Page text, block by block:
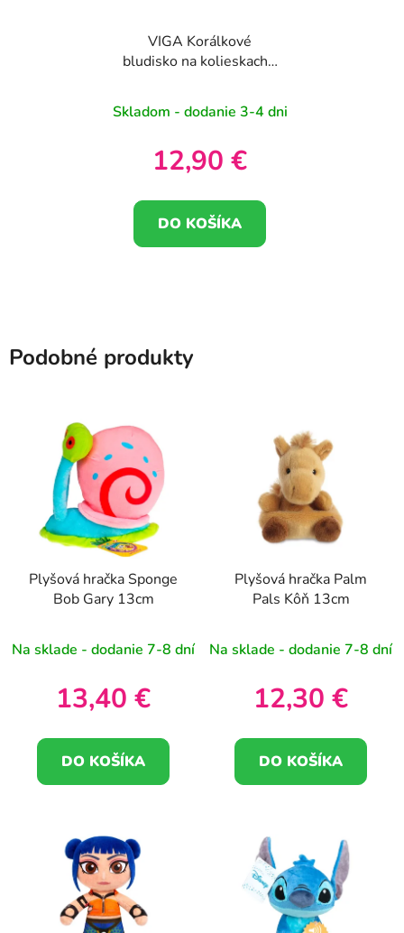
VIGA Korálkové
bludisko na kolieskach -
Skladom - dodanie 3-4 dni
12,90 €
DO KOŠÍKA
Podobné produkty
Plyšová hračka Sponge
Bob Gary 13cm
Na sklade - dodanie 7-8 dní
13,40 €
DO KOŠÍKA
Plyšová hračka Palm
Pals Kôň 13cm
Na sklade - dodanie 7-8 dní
12,30 €
DO KOŠÍKA